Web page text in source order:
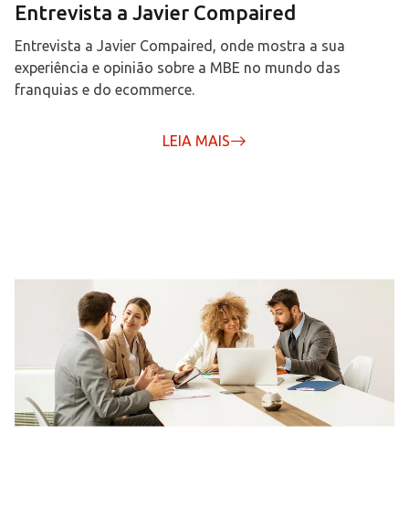
Entrevista a Javier Compaired
Entrevista a Javier Compaired, onde mostra a sua
experiência e opinião sobre a MBE no mundo das
franquias e do ecommerce.
LEIA MAIS